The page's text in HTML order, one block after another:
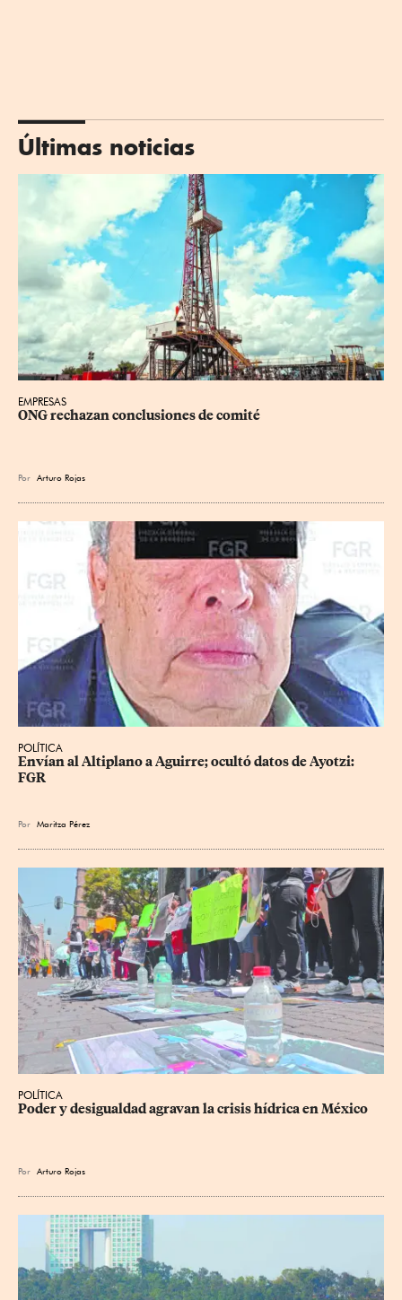
Últimas noticias
EMPRESAS
ONG rechazan conclusiones de comité
Por Arturo Rojas
POLÍTICA
Envían al Altiplano a Aguirre; ocultó datos de Ayotzi:
FGR
Por Maritza Pérez
POLÍTICA
Poder y desigualdad agravan la crisis hídrica en México
Por Arturo Rojas